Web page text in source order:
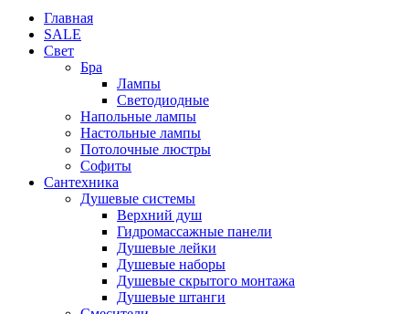
Главная
SALE
Свет
Бра
Лампы
Светодиодные
Напольные лампы
Настольные лампы
Потолочные люстры
Софиты
Сантехника
Душевые системы
Верхний душ
Гидромассажные панели
Душевые лейки
Душевые наборы
Душевые скрытого монтажа
Душевые штанги